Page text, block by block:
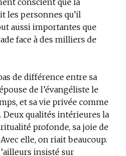
conscient que la
les personnes qu’il
aussi importantes que
face à des milliers de
de différence entre sa
de l’évangéliste le
et sa vie privée comme
Deux qualités intérieures la
profonde, sa joie de
elle, on riait beaucoup.
insisté sur